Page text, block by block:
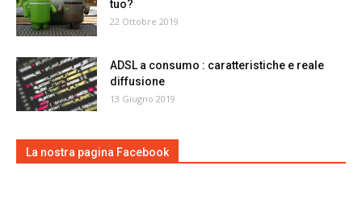
tuo?
22 Ottobre 2019
ADSL a consumo : caratteristiche e reale
diffusione
13 Giugno 2019
La nostra pagina Facebook